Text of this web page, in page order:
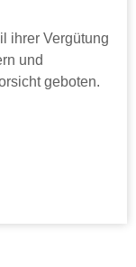
ihrer Vergütung
und
geboten.